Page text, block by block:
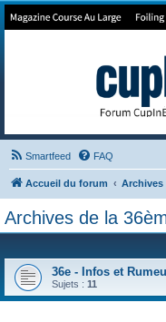
Forum de Cup In
Smartfeed FAQ
Accueil du forum Archives
Archives de la
36e - Infos et
Sujets : 11